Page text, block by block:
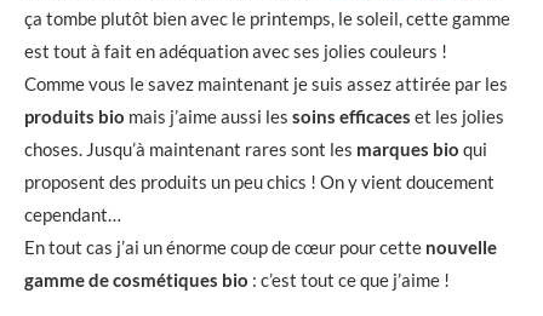
ça tombe plutôt bien avec le printemps, le soleil, cette gamme
est tout à fait en adéquation avec ses jolies couleurs !
Comme vous le savez maintenant je suis assez attirée par les
produits bio mais j’aime aussi les soins efficaces et les jolies
choses. Jusqu’à maintenant rares sont les marques bio qui
proposent des produits un peu chics ! On y vient doucement
cependant…
En tout cas j’ai un énorme coup de cœur pour cette nouvelle
gamme de cosmétiques bio : c’est tout ce que j’aime !